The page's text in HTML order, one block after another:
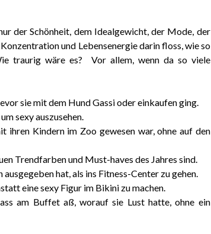
der Schönheit, dem Idealgewicht, der Mode, der
und Lebensenergie darin floss, wie so
traurig wäre es? Vor allem, wenn da so viele
sie mit dem Hund Gassi oder einkaufen ging.
sexy auszusehen.
ihren Kindern im Zoo gewesen war, ohne auf den
Trendfarben und Must-haves des Jahres sind.
hat, als ins Fitness-Center zu gehen.
eine sexy Figur im Bikini zu machen.
am Buffet aß, worauf sie Lust hatte, ohne ein